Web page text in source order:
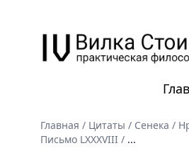
Главная / Цитаты / Сенека /
Письмо LXXXVIII / ...